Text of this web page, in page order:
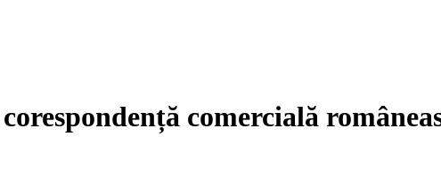
comercială